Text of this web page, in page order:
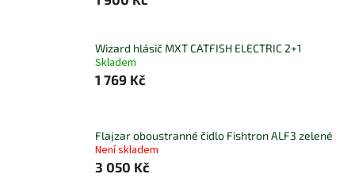
Wizard hlásič MXT CATFISH ELECTRIC 2+1
Skladem
1 769 Kč
Flajzar oboustranné čidlo Fishtron ALF3 zelené
Není skladem
3 050 Kč